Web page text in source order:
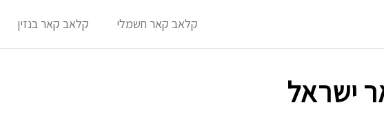
קלאב קאר חשמלי קלאב קאר בנזין
ישראל